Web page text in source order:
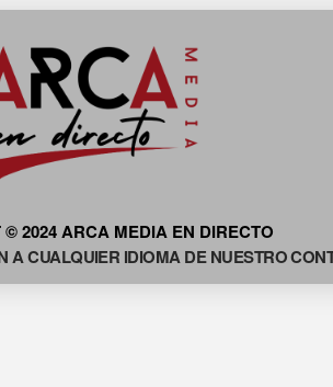
2024 ARCA MEDIA EN DIRECTO
CUALQUIER IDIOMA DE NUESTRO